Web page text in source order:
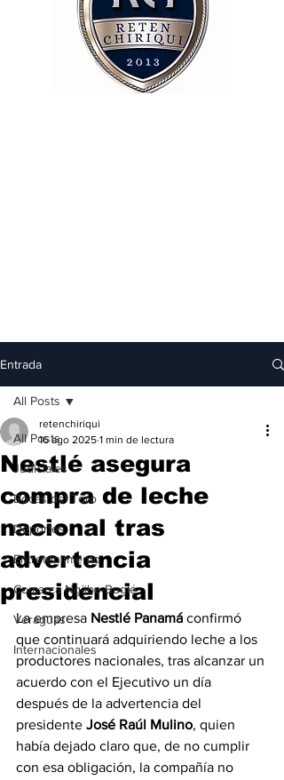
Entrada
All Posts
Judiciales
Bocas del Toro
Deportes
Entretenimiento
Comarca Ngäbe-Buglé
Veraguas
Internacionales
All Posts
Nestlé asegura
compra de leche
nacional tras
advertencia
presidencial
retenchiriqui
16 ago 2025 1 min de lectura
La empresa Nestlé Panamá confirmó
que continuará adquiriendo leche a los
productores nacionales, tras alcanzar un
acuerdo con el Ejecutivo un día
después de la advertencia del
presidente José Raúl Mulino, quien
había dejado claro que, de no cumplir
con esa obligación, la compañía no